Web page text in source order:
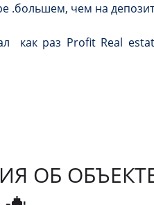
.большем, чем на
как раз Profit Real
ОБ